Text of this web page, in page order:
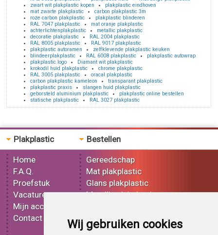
Wij gebruiken cookies
zwart wit plakplastic kopen
plakplastic eindhoven
mat zwarte plakplastic
carbon plakplastic 3m
roze carbon plakplastic
plakplastic blinderen
RAL 7047 plakplastic
mat oranje plakplastic
achterlichtenplakplastic
metallic plakplastic
decoratie plakplastic
RAL 2004 plakplastic
RAL 8005 plakplastic
RAL 9017 plakplastic
plakplastic autoramen
zelfklevende plakplastic keuken
blindeerplakplastic
RAL 6008 plakplastic
plakplastic autowrap
plakplastic logo
Diamant wit plakplastic
krokodil huid plakplastic
chrome plakplastic
RAL 3005 plakplastic
oracal plakplastic
carbon plakplastic kameleon
transparant plakplastic
plakplastic praxis
slangen huid plakplastic
geborsteld aluminium plakplastic
plakplastic online bestellen
statische plakplastic
RAL 3027 plakplastic
Plakplastic
Home
F.A.Q.
Proefstuk
Vacatures
Mijn account
Contact
Bestellen
Gereedschap
Mat plakplastic
Glans plakplastic
Metallic plakplastic
Effect plakplastic
Bedrukt plakplastic